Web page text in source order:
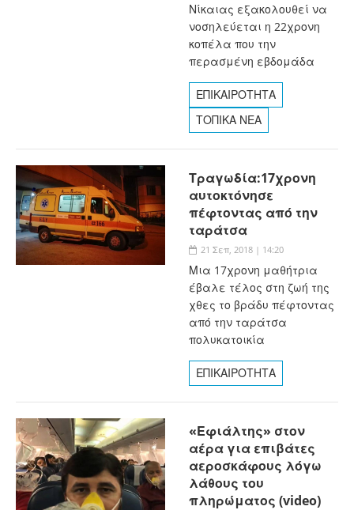
Νίκαιας εξακολουθεί να
νοσηλεύεται η 22χρονη
κοπέλα που την
περασμένη εβδομάδα
ΕΠΙΚΑΙΡΟΤΗΤΑ
ΤΟΠΙΚΑ ΝΕΑ
Τραγωδία:17χρονη
αυτοκτόνησε
πέφτοντας από την
ταράτσα
21 Σεπ, 2018 | 14:20
Μια 17χρονη μαθήτρια
έβαλε τέλος στη ζωή της
χθες το βράδυ πέφτοντας
από την ταράτσα
πολυκατοικία
ΕΠΙΚΑΙΡΟΤΗΤΑ
«Εφιάλτης» στον
αέρα για επιβάτες
αεροσκάφους λόγω
λάθους του
πληρώματος (video)